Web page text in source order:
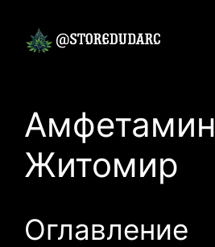
содержимому
Амфетамин
Житомир
Оглавление